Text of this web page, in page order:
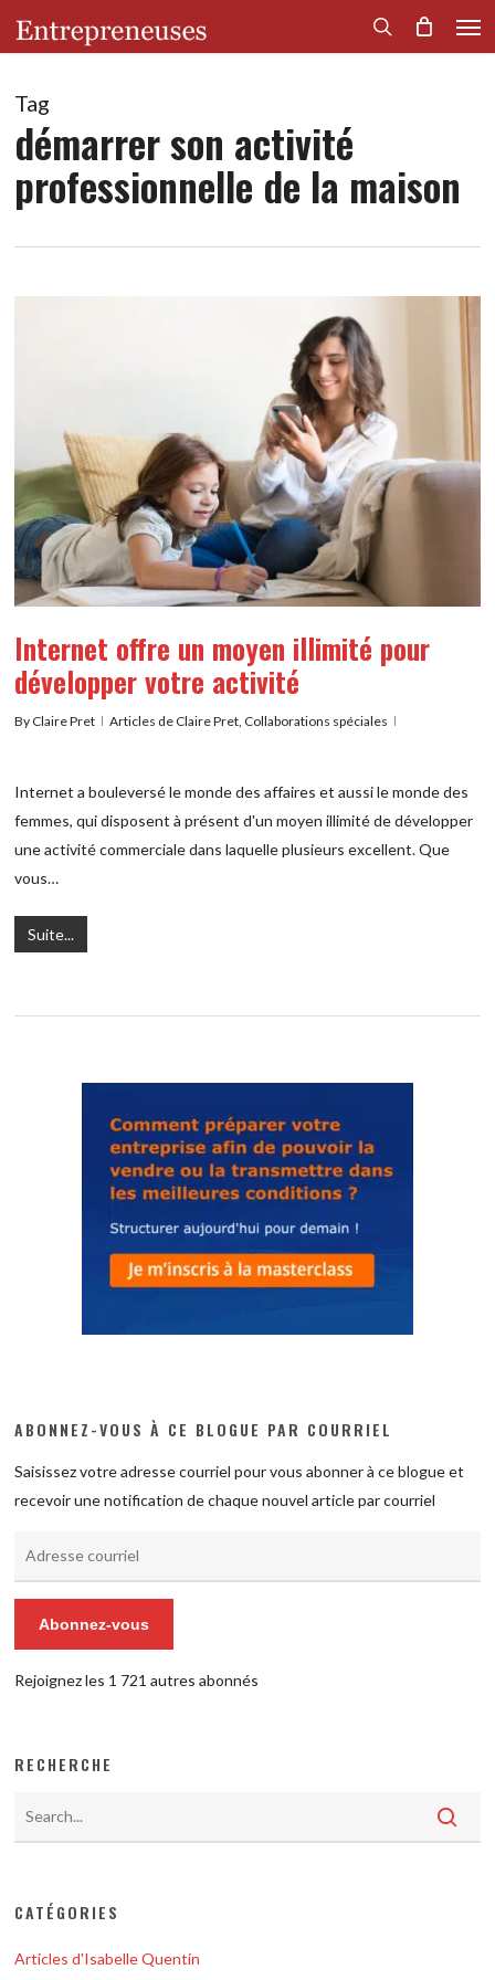
content
search
Tag
démarrer son activité
professionnelle de la maison
Internet offre un moyen illimité pour
développer votre activité
By Claire Pret Articles de Claire Pret Collaborations spéciales
Internet a bouleversé le monde des affaires et aussi le monde des
femmes, qui disposent à présent d'un moyen illimité de développer
une activité commerciale dans laquelle plusieurs excellent. Que
vous…
Suite...
ABONNEZ-VOUS À CE BLOGUE PAR COURRIEL
Saisissez votre adresse courriel pour vous abonner à ce blogue et
recevoir une notification de chaque nouvel article par courriel
Abonnez-vous
Rejoignez les 1 721 autres abonnés
RECHERCHE
CATÉGORIES
Articles d'Isabelle Quentin